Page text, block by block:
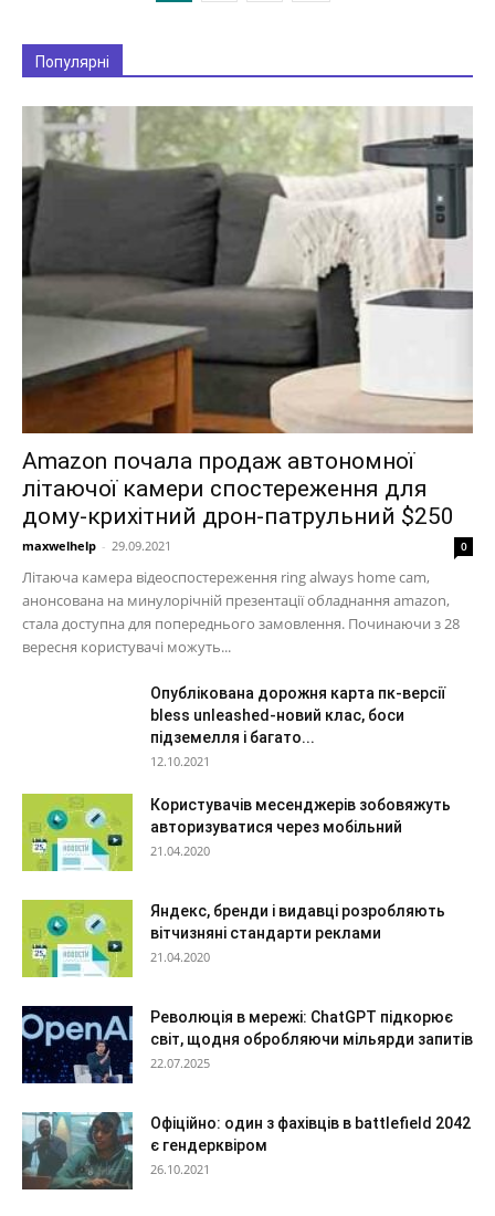
Популярні
Amazon почала продаж автономної
літаючої камери спостереження для
дому-крихітний дрон-патрульний $250
maxwelhelp - 29.09.2021 0
Літаюча камера відеоспостереження ring always home cam,
анонсована на минулорічній презентації обладнання amazon,
стала доступна для попереднього замовлення. Починаючи з 28
вересня користувачі можуть...
Опублікована дорожня карта пк-версії
bless unleashed-новий клас, боси
підземелля і багато...
12.10.2021
Користувачів месенджерів зобовяжуть
авторизуватися через мобільний
21.04.2020
Яндекс, бренди і видавці розробляють
вітчизняні стандарти реклами
21.04.2020
Революція в мережі: ChatGPT підкорює
світ, щодня обробляючи мільярди запитів
22.07.2025
Офіційно: один з фахівців в battlefield 2042
є гендерквіром
26.10.2021